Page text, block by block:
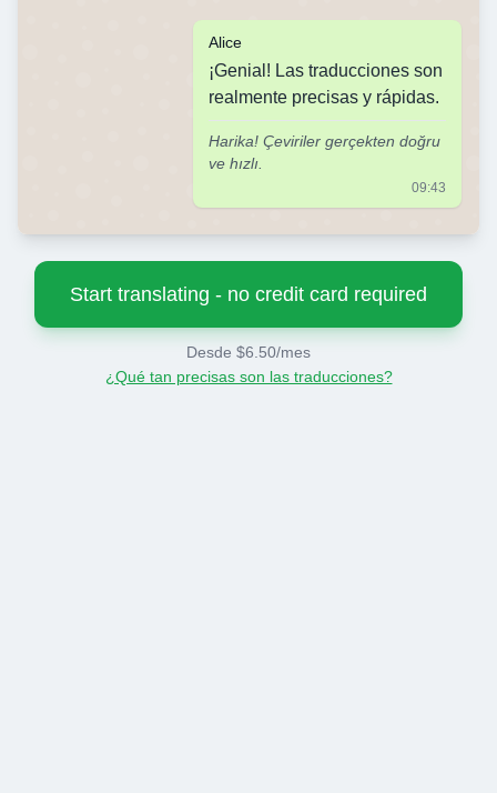
Alice
¡Genial! Las traducciones son
realmente precisas y rápidas.
Harika! Çeviriler gerçekten doğru
ve hızlı.
09:43
Start translating - no credit card required
Desde $6.50/mes
¿Qué tan precisas son las traducciones?